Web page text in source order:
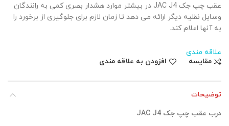
عقب چپ جک JAC J4 در بیشتر موارد هشدار بصری کمی به رانندگان
وسایل نقلیه دیگر ارائه می دهد تا زمان لازم برای جلوگیری از برخورد را
به آنها اعلام کند.
علاقه مندی
مقایسه
افزودن به علاقه مندی
توضیحات
درب عقب چپ جک JAC J4